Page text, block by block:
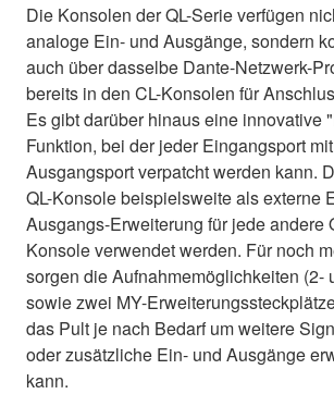
Die Konsolen der QL-Serie verfügen
analoge Ein- und Ausgänge, sondern
auch über dasselbe Dante-Netzwerk-
bereits in den CL-Konsolen für
Es gibt darüber hinaus eine innovative
Funktion, bei der jeder Eingangsport
Ausgangsport verpatcht werden kann.
QL-Konsole beispielsweite als externe
Ausgangs-Erweiterung für jede andere
Konsole verwendet werden. Für noch
sorgen die Aufnahmemöglichkeiten (2-
sowie zwei MY-
das Pult je nach Bedarf um weitere
oder zusätzliche Ein- und Ausgänge
kann.